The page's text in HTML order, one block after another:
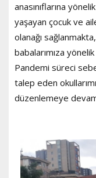
anasınıflarına
yaşayan çocuk ve
olanağı
babalarımıza
Pandemi süreci
talep eden
düzenlemeye